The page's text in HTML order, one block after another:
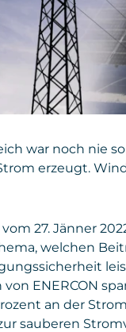
war noch nie
erzeugt.
27. Jänner
welchen
ENERCON
an der
sauberen